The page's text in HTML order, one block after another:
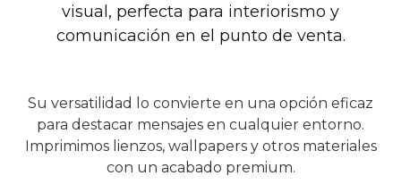
visual, perfecta para interiorismo y
comunicación en el punto de venta.
Su versatilidad lo convierte en una opción eficaz
para destacar mensajes en cualquier entorno.
Imprimimos lienzos, wallpapers y otros materiales
con un acabado premium.